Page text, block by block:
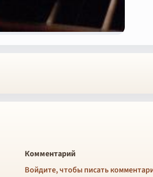
Комментарий
Войдите, чтобы писать